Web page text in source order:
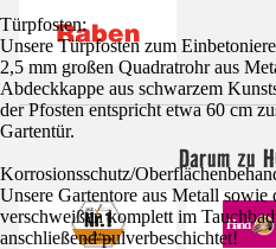
Türpfosten:
Unsere Türpfosten zum
2,5 mm großen Quadratrohr aus
Abdeckkappe aus schwarzem
der Pfosten entspricht etwa 60 cm
Gartentür.
Korrosionsschutz/
Unsere Gartentore aus Metall
verschweißen komplett im
anschließend pulverbeschichtet!
Darum zu